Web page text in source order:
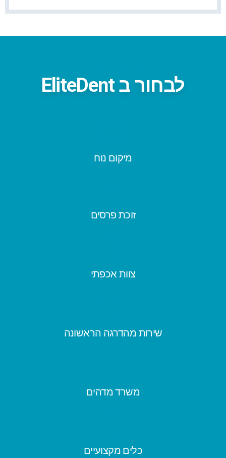
לבחור ב EliteDent
מיקום נוח
זוכת פרסים
צוות אכפתי
שירות מהדרגה הראשונה
משרד מדהים
כלים מקצועיים